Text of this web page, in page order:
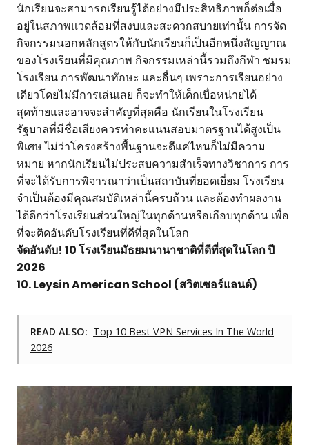
นักเรียนจะสามารถเรียนรู้ได้อย่างมีประสิทธิภาพก็ต่อเมื่อ
อยู่ในสภาพแวดล้อมที่สงบและสะดวกสบายเท่านั้น การจัด
กิจกรรมนอกหลักสูตรให้กับนักเรียนก็เป็นอีกหนึ่งสัญญาณ
ของโรงเรียนที่มีคุณภาพ กิจกรรมเหล่านี้รวมถึงกีฬา ชมรม
โรงเรียน การพัฒนาทักษะ และอื่นๆ เพราะการเรียนอย่าง
เดียวโดยไม่มีการเล่นเลย ก็จะทำให้เด็กเบื่อหน่ายได้
สุดท้ายและอาจจะสำคัญที่สุดคือ นักเรียนในโรงเรียน
รัฐบาลที่มีชื่อเสียงควรทำคะแนนสอบมาตรฐานได้สูงเป็น
พิเศษ ไม่ว่าโครงสร้างพื้นฐานจะดีแค่ไหนก็ไม่มีความ
หมาย หากนักเรียนไม่ประสบความสำเร็จทางวิชาการ การ
ที่จะได้รับการพิจารณาว่าเป็นสถาบันที่ยอดเยี่ยม โรงเรียน
จำเป็นต้องมีคุณสมบัติเหล่านี้ครบถ้วน และต้องทำผลงาน
ได้ดีกว่าโรงเรียนส่วนใหญ่ในทุกด้านหรือเกือบทุกด้าน เพื่อ
ที่จะติดอันดับโรงเรียนที่ดีที่สุดในโลก
จัดอันดับ! 10 โรงเรียนมัธยมนานาชาติที่ดีที่สุดในโลก ปี
2026
10. Leysin American School (สวิตเซอร์แลนด์)
READ ALSO: Top 10 Best VPN Services In The World
2026